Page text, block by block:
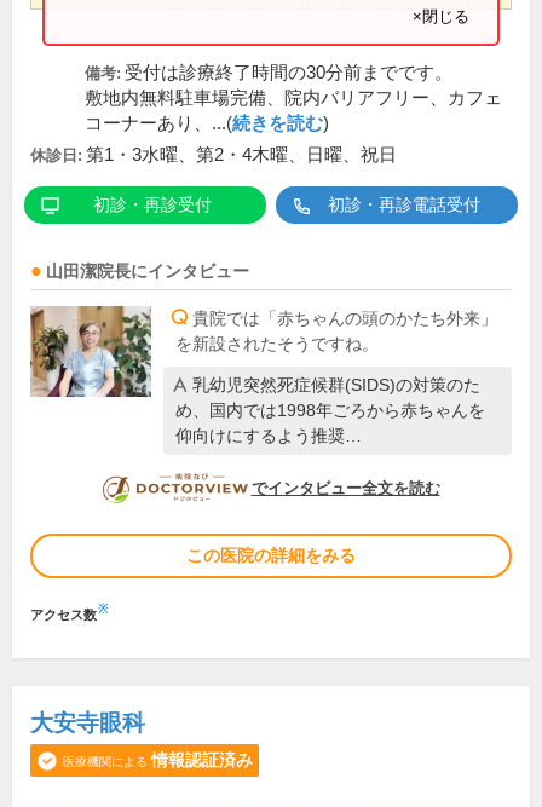
×閉じる
備考: 受付は診療終了時間の30分前までです。
敷地内無料駐車場完備、院内バリアフリー、カフェ
コーナーあり、...(続きを読む)
休診日: 第1・3水曜、第2・4木曜、日曜、祝日
初診・再診受付 初診・再診電話受付
山田潔院長にインタビュー
貴院では「赤ちゃんの頭のかたち外来」
を新設されたそうですね。
乳幼児突然死症候群(SIDS)の対策のた
め、国内では1998年ごろから赤ちゃんを
仰向けにするよう推奨…
DOCTORVIEW
でインタビュー全文を読む
この医院の詳細をみる
アクセス数※
大安寺眼科
医療機関による 情報認証済み